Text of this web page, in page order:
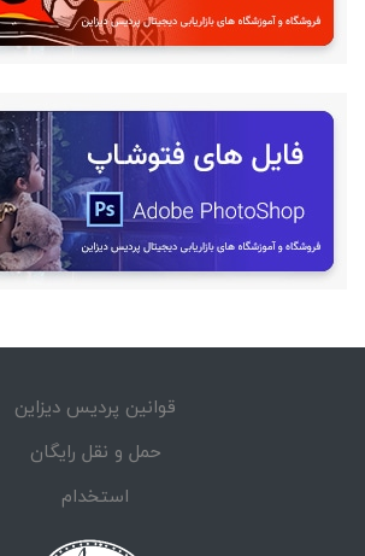
قوانین پردیس دیزاین
حمل و نقل رایگان
استخدام